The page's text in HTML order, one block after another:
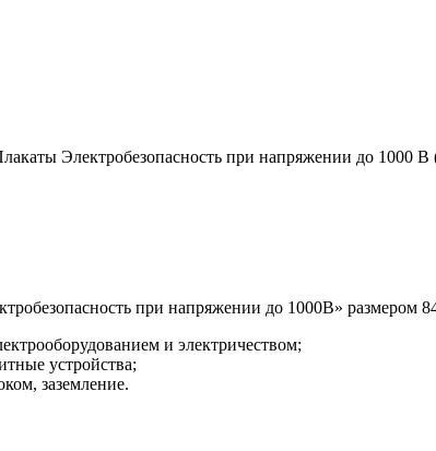
Электробезопасность при напряжении до 1000 В
при напряжении до 1000В» размером
и электричеством;
устройства;
заземление.